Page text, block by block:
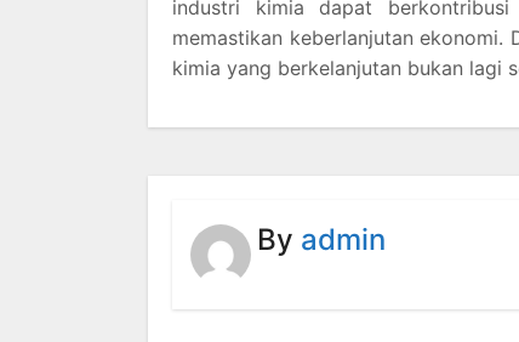
industri kimia dapat
memastikan keberlanjutan ekonomi.
kimia yang berkelanjutan bukan lagi
By admin